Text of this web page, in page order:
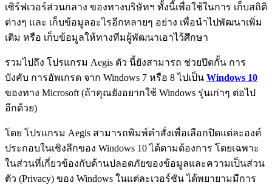
เซิร์ฟเวอร์ส่วนกลาง ของทางบริษัทฯ ทั้งนี้เพื่อใช้ในการ เก็บสถิติ
ต่างๆ และ เก็บข้อมูลอะไรอีกหลายๆ อย่าง เพื่อนำไปพัฒนาเพิ่ม
เติม หรือ เก็บข้อมูลให้ทางทีมผู้พัฒนาเอาไว้ศึกษา
รวมไปถึง โปรแกรม Aegis ตัว นี้ยังสามารถ ช่วยปิดกั้น การ
บังคับ การอัพเกรด จาก Windows 7 หรือ 8 ไปเป็น Windows 10
ของทาง Microsoft (ถ้าคุณยังอยากใช้ Windows รุ่นเก่าๆ ต่อไป
อีกด้วย)
โดย โปรแกรม Aegis สามารถพิมพ์คำสั่งเพื่อเลือกปิดแต่ละองค์
ประกอบในเชิงลึกของ Windows 10 ได้ตามต้องการ โดยเฉพาะ
ในส่วนที่เกี่ยวข้องกับด้านปลอดภัยของข้อมูลและความเป็นส่วน
ตัว (Privacy) ของ Windows ในแต่ละเวอร์ชัน ได้พยายามมีการ